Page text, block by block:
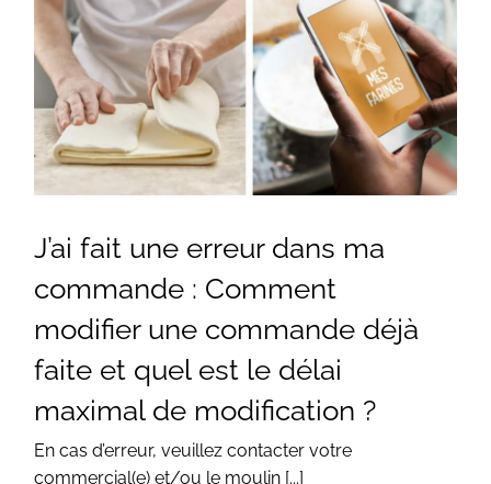
J’ai fait une erreur dans ma
commande : Comment
modifier une commande déjà
faite et quel est le délai
maximal de modification ?
En cas d’erreur, veuillez contacter votre
commercial(e) et/ou le moulin [...]